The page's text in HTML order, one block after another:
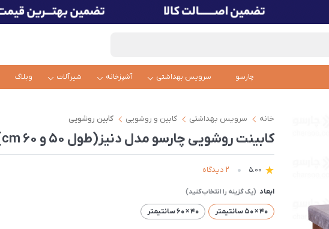
چارسو سرویس بهداشتی آشپزخانه شیرآلات وبلاگ
خانه سرویس بهداشتی کابین و روشویی کابین روشویی
کابینت روشویی چارسو مدل دنیز(طول ۵۰ و ۶۰ cm)
5.00 2 دیدگاه
ابعاد
40 × 50 سانتیمتر 40 × 60 سانتیمتر